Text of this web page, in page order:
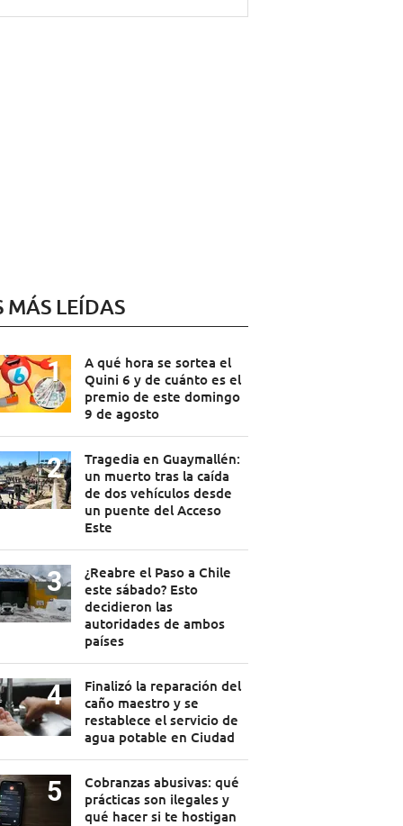
MÁS LEÍDAS
A qué hora se sortea el
Quini 6 y de cuánto es el
premio de este domingo
9 de agosto
Tragedia en Guaymallén:
un muerto tras la caída
de dos vehículos desde
un puente del Acceso
Este
¿Reabre el Paso a Chile
este sábado? Esto
decidieron las
autoridades de ambos
países
Finalizó la reparación del
caño maestro y se
restablece el servicio de
agua potable en Ciudad
Cobranzas abusivas: qué
prácticas son ilegales y
qué hacer si te hostigan